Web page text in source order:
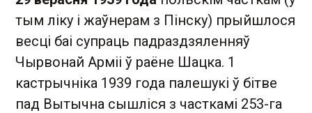
тым ліку і жаўнерам з Пінску) прыйшлося
весці баі супраць падраздзяленняў
Чырвонай Арміі ў раёне Шацка. 1
кастрычніка 1939 года палешукі ў бітве
пад Вытычна сышліся з часткамі 253-га